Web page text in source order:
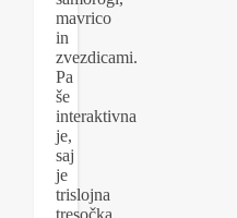
mavrico
in
zvezdicami.
Pa
še
interaktivna
je,
saj
je
trislojna
tresočka.